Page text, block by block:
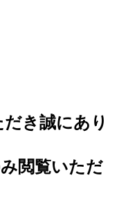
き誠にあり
閲覧いただ